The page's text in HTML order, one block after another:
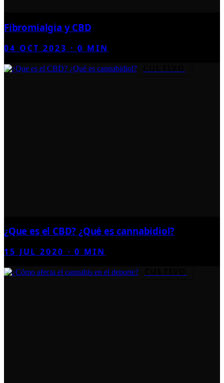
Fibromialgia y CBD
04 OCT 2023 ·0 MIN
¿Que es el CBD? ¿Qué es cannabidiol?
15 JUL 2020 ·0 MIN